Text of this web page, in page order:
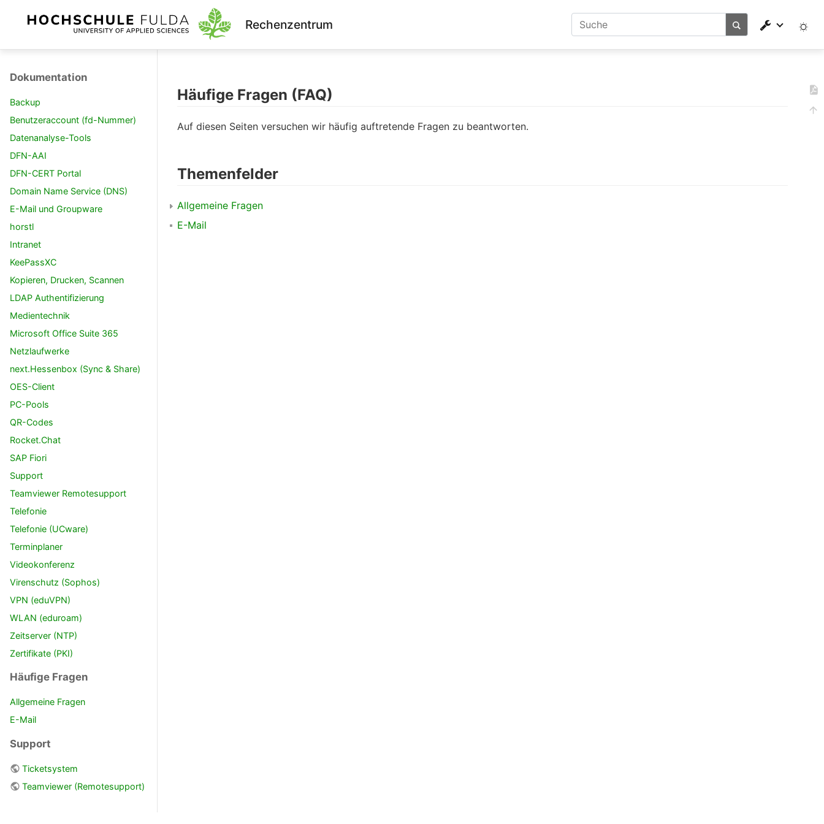
Rechenzentrum
Dokumentation
Backup
Benutzeraccount (fd-Nummer)
Datenanalyse-Tools
DFN-AAI
DFN-CERT Portal
Domain Name Service (DNS)
E-Mail und Groupware
horstl
Intranet
KeePassXC
Kopieren, Drucken, Scannen
LDAP Authentifizierung
Medientechnik
Microsoft Office Suite 365
Netzlaufwerke
next.Hessenbox (Sync & Share)
OES-Client
PC-Pools
QR-Codes
Rocket.Chat
SAP Fiori
Support
Teamviewer Remotesupport
Telefonie
Telefonie (UCware)
Terminplaner
Videokonferenz
Virenschutz (Sophos)
VPN (eduVPN)
WLAN (eduroam)
Zeitserver (NTP)
Zertifikate (PKI)
Häufige Fragen
Allgemeine Fragen
E-Mail
Support
Ticketsystem
Teamviewer (Remotesupport)
Häufige Fragen (FAQ)
Auf diesen Seiten versuchen wir häufig auftretende Fragen zu beantworten.
Themenfelder
Allgemeine Fragen
E-Mail